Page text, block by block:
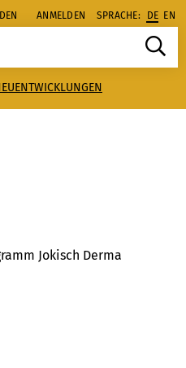
ANMELDEN SPRACHE: DE EN
Jokisch Derma